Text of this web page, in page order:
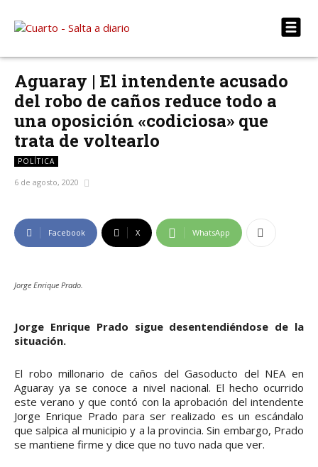
Aguaray | El intendente acusado
del robo de caños reduce todo a
una oposición «codiciosa» que
trata de voltearlo
POLÍTICA
6 de agosto, 2020
Facebook X WhatsApp
Jorge Enrique Prado.
Jorge Enrique Prado sigue desentendiéndose de la
situación.
El robo millonario de caños del Gasoducto del NEA en
Aguaray ya se conoce a nivel nacional. El hecho ocurrido
este verano y que contó con la aprobación del intendente
Jorge Enrique Prado para ser realizado es un escándalo
que salpica al municipio y a la provincia. Sin embargo, Prado
se mantiene firme y dice que no tuvo nada que ver.